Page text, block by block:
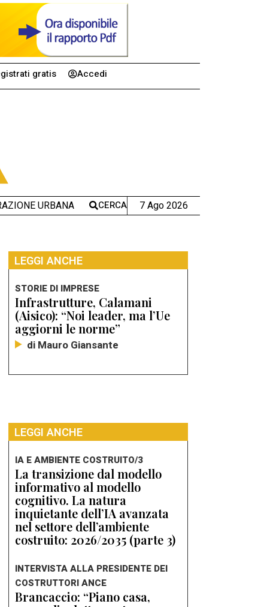
gratis Accedi
URBANA CERCA 7 Ago 2026
LEGGI ANCHE
STORIE DI IMPRESE
Infrastrutture, Calamani
(Aisico): “Noi leader, ma l’Ue
aggiorni le norme”
di Mauro Giansante
LEGGI ANCHE
IA E AMBIENTE COSTRUITO/3
La transizione dal modello
informativo al modello
cognitivo. La natura
inquietante dell’IA avanzata
nel settore dell’ambiente
costruito: 2026/2035 (parte 3)
INTERVISTA ALLA PRESIDENTE DEI
COSTRUTTORI ANCE
Brancaccio: “Piano casa,